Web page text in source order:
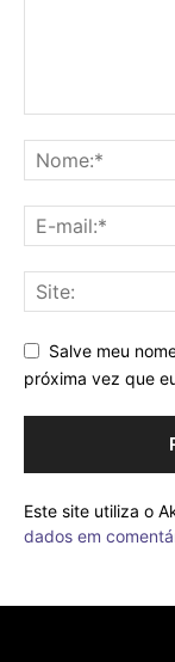
Salve meu
próxima vez que
Este site utiliza o
dados em